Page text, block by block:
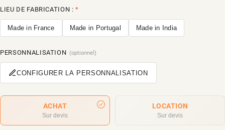
LIEU DE FABRICATION :*
Made in France Made in Portugal Made in India
PERSONNALISATION (optionnel)
CONFIGURER LA PERSONNALISATION
ACHAT
Sur devis
LOCATION
Sur devis